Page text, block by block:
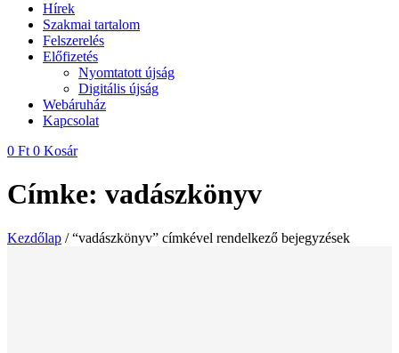
Hírek
Szakmai tartalom
Felszerelés
Előfizetés
Nyomtatott újság
Digitális újság
Webáruház
Kapcsolat
0 Ft 0 Kosár
Címke: vadászkönyv
Kezdőlap / “vadászkönyv” címkével rendelkező bejegyzések